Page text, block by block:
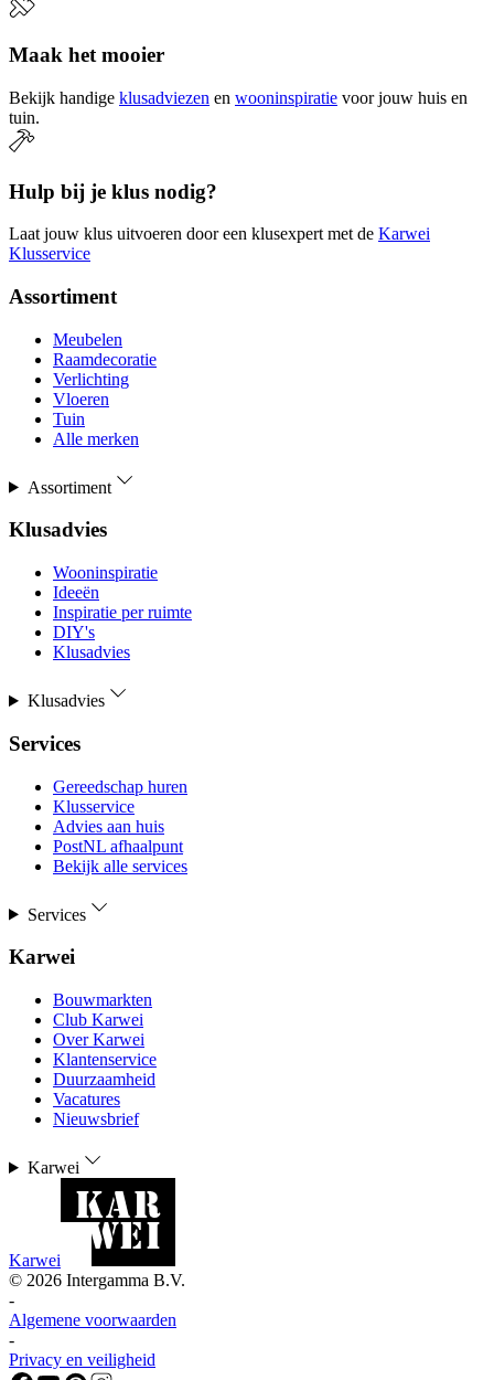
Maak het mooier
Bekijk handige klusadviezen en wooninspiratie voor jouw huis en
tuin.
Hulp bij je klus nodig?
Laat jouw klus uitvoeren door een klusexpert met de Karwei
Klusservice
Assortiment
Meubelen
Raamdecoratie
Verlichting
Vloeren
Tuin
Alle merken
Assortiment
Klusadvies
Wooninspiratie
Ideeën
Inspiratie per ruimte
DIY's
Klusadvies
Klusadvies
Services
Gereedschap huren
Klusservice
Advies aan huis
PostNL afhaalpunt
Bekijk alle services
Services
Karwei
Bouwmarkten
Club Karwei
Over Karwei
Klantenservice
Duurzaamheid
Vacatures
Nieuwsbrief
Karwei
Karwei
© 2026 Intergamma B.V.
-
Algemene voorwaarden
-
Privacy en veiligheid